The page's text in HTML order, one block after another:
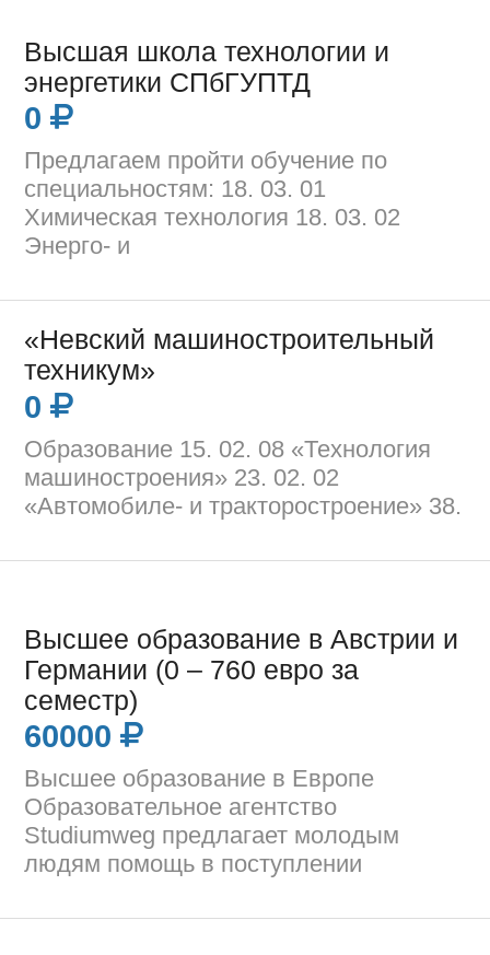
Высшая школа технологии и
энергетики СПбГУПТД
0
Предлагаем пройти обучение по
специальностям: 18. 03. 01
Химическая технология 18. 03. 02
Энерго- и
«Невский машиностроительный
техникум»
0
Образование 15. 02. 08 «Технология
машиностроения» 23. 02. 02
«Автомобиле- и тракторостроение» 38.
Высшее образование в Австрии и
Германии (0 – 760 евро за
семестр)
60000
Высшее образование в Европе
Образовательное агентство
Studiumweg предлагает молодым
людям помощь в поступлении